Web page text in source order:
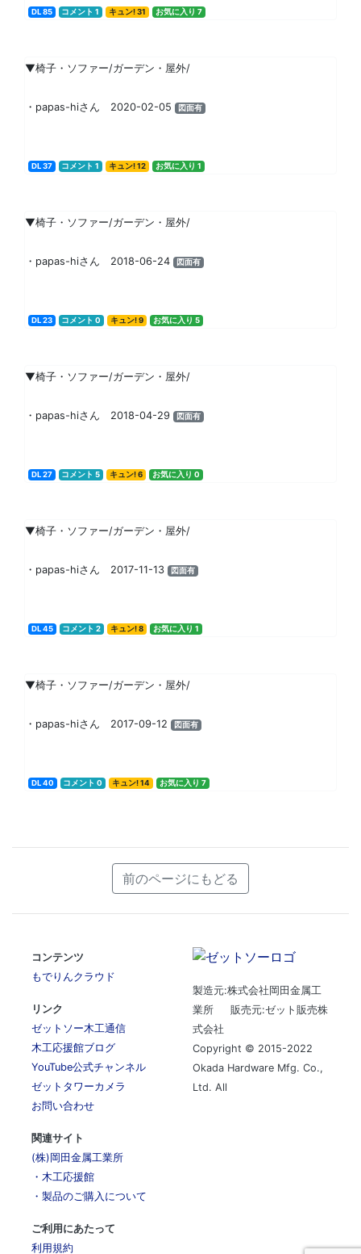
DL 85 コメント 1 キュン! 31 お気に入り 7
▼椅子・ソファー/ガーデン・屋外/
・papas-hiさん 2020-02-05 図面有
DL 37 コメント 1 キュン! 12 お気に入り 1
▼椅子・ソファー/ガーデン・屋外/
・papas-hiさん 2018-06-24 図面有
DL 23 コメント 0 キュン! 9 お気に入り 5
▼椅子・ソファー/ガーデン・屋外/
・papas-hiさん 2018-04-29 図面有
DL 27 コメント 5 キュン! 6 お気に入り 0
▼椅子・ソファー/ガーデン・屋外/
・papas-hiさん 2017-11-13 図面有
DL 45 コメント 2 キュン! 8 お気に入り 1
▼椅子・ソファー/ガーデン・屋外/
・papas-hiさん 2017-09-12 図面有
DL 40 コメント 0 キュン! 14 お気に入り 7
前のページにもどる
コンテンツ
もでりんクラウド
リンク
ゼットソー木工通信
木工応援館ブログ
YouTube公式チャンネル
ゼットタワーカメラ
お問い合わせ
関連サイト
(株)岡田金属工業所
・木工応援館
・製品のご購入について
ご利用にあたって
利用規約
製造元:株式会社岡田金属工
業所 販売元:ゼット販売株
式会社
Copyright © 2015-2022
Okada Hardware Mfg. Co.,
Ltd. All